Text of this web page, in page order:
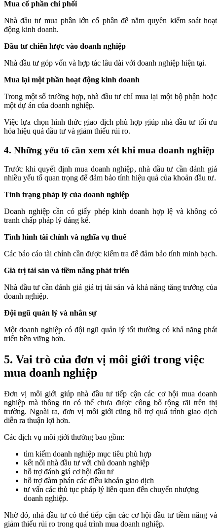
Mua cổ phần chi phối
Nhà đầu tư mua phần lớn cổ phần để nắm quyền kiểm soát hoạt
động kinh doanh.
Đầu tư chiến lược vào doanh nghiệp
Nhà đầu tư góp vốn và hợp tác lâu dài với doanh nghiệp hiện tại.
Mua lại một phần hoạt động kinh doanh
Trong một số trường hợp, nhà đầu tư chỉ mua lại một bộ phận hoặc
một dự án của doanh nghiệp.
Việc lựa chọn hình thức giao dịch phù hợp giúp nhà đầu tư tối ưu
hóa hiệu quả đầu tư và giảm thiểu rủi ro.
4. Những yếu tố cần xem xét khi mua doanh nghiệp
Trước khi quyết định mua doanh nghiệp, nhà đầu tư cần đánh giá
nhiều yếu tố quan trọng để đảm bảo tính hiệu quả của khoản đầu tư.
Tình trạng pháp lý của doanh nghiệp
Doanh nghiệp cần có giấy phép kinh doanh hợp lệ và không có
tranh chấp pháp lý đáng kể.
Tình hình tài chính và nghĩa vụ thuế
Các báo cáo tài chính cần được kiểm tra để đảm bảo tính minh bạch.
Giá trị tài sản và tiềm năng phát triển
Nhà đầu tư cần đánh giá giá trị tài sản và khả năng tăng trưởng của
doanh nghiệp.
Đội ngũ quản lý và nhân sự
Một doanh nghiệp có đội ngũ quản lý tốt thường có khả năng phát
triển bền vững hơn.
5. Vai trò của đơn vị môi giới trong việc
mua doanh nghiệp
Đơn vị môi giới giúp nhà đầu tư tiếp cận các cơ hội mua doanh
nghiệp mà thông tin có thể chưa được công bố rộng rãi trên thị
trường. Ngoài ra, đơn vị môi giới cũng hỗ trợ quá trình giao dịch
diễn ra thuận lợi hơn.
Các dịch vụ môi giới thường bao gồm:
tìm kiếm doanh nghiệp mục tiêu phù hợp
kết nối nhà đầu tư với chủ doanh nghiệp
hỗ trợ đánh giá cơ hội đầu tư
hỗ trợ đàm phán các điều khoản giao dịch
tư vấn các thủ tục pháp lý liên quan đến chuyển nhượng
doanh nghiệp.
Nhờ đó, nhà đầu tư có thể tiếp cận các cơ hội đầu tư tiềm năng và
giảm thiểu rủi ro trong quá trình mua doanh nghiệp.